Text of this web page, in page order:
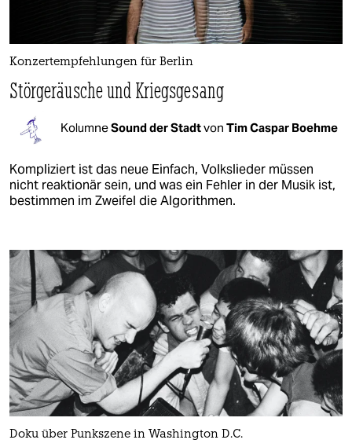
Konzertempfehlungen für Berlin
Störgeräusche und Kriegsgesang
KolumneSound der Stadtvon Tim Caspar Boehme
Kompliziert ist das neue Einfach, Volkslieder müssen
nicht reaktionär sein, und was ein Fehler in der Musik ist,
bestimmen im Zweifel die Algorithmen.
Doku über Punkszene in Washington D.C.